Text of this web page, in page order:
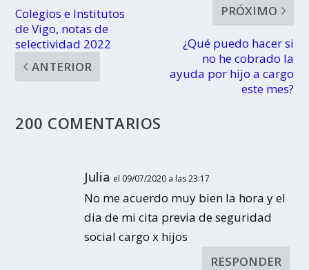
Colegios e Institutos
de Vigo, notas de
selectividad 2022
ANTERIOR
PRÓXIMO
¿Qué puedo hacer si
no he cobrado la
ayuda por hijo a cargo
este mes?
200 COMENTARIOS
Julia el 09/07/2020 a las 23:17
No me acuerdo muy bien la hora y el
dia de mi cita previa de seguridad
social cargo x hijos
RESPONDER